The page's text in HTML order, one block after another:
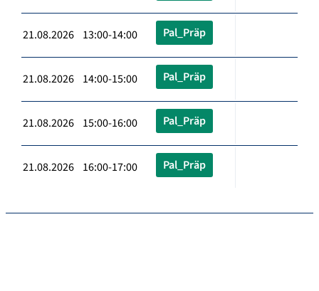
21.08.2026 13:00-14:00 Pal_Präp
21.08.2026 14:00-15:00 Pal_Präp
21.08.2026 15:00-16:00 Pal_Präp
21.08.2026 16:00-17:00 Pal_Präp